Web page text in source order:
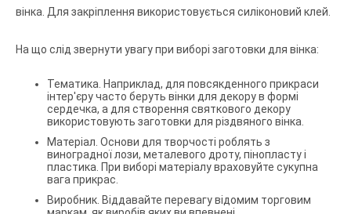
вінка. Для закріплення використовується силіконовий клей.
На що слід звернути увагу при виборі заготовки для вінка:
Тематика. Наприклад, для повсякденного прикраси
інтер'єру часто беруть вінки для декору в формі
сердечка, а для створення святкового декору
використовують заготовки для різдвяного вінка.
Матеріал. Основи для творчості роблять з
виноградної лози, металевого дроту, пінопласту і
пластика. При виборі матеріалу враховуйте сукупна
вага прикрас.
Виробник. Віддавайте перевагу відомим торговим